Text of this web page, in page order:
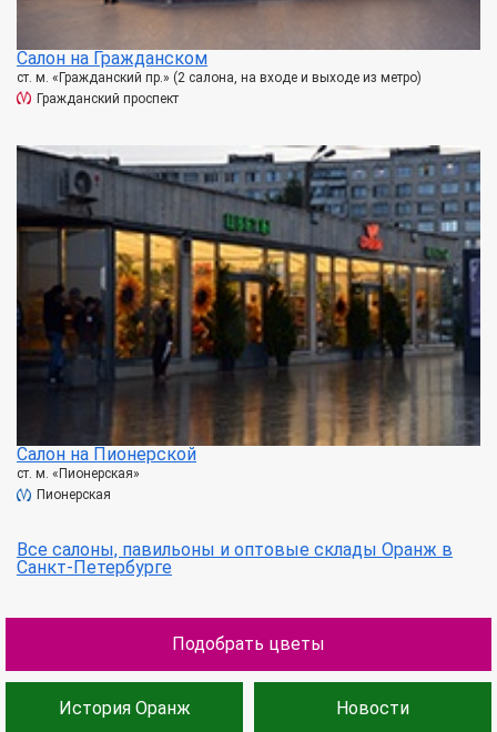
Салон на Гражданском
ст. м. «Гражданский пр.» (2 салона, на входе и выходе из метро)
Гражданский проспект
Салон на Пионерской
ст. м. «Пионерская»
Пионерская
Все салоны, павильоны и оптовые склады Оранж в
Санкт-Петербурге
Подобрать цветы
История Оранж Новости